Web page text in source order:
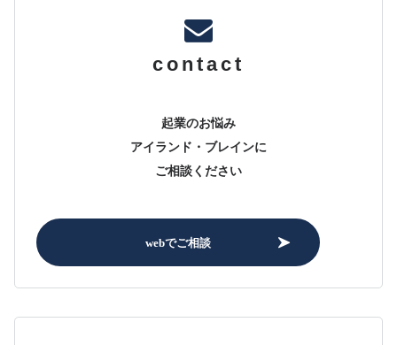
contact
起業のお悩み
アイランド・ブレインに
ご相談ください
webでご相談